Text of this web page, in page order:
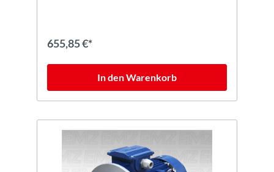
655,85 €*
In den Warenkorb